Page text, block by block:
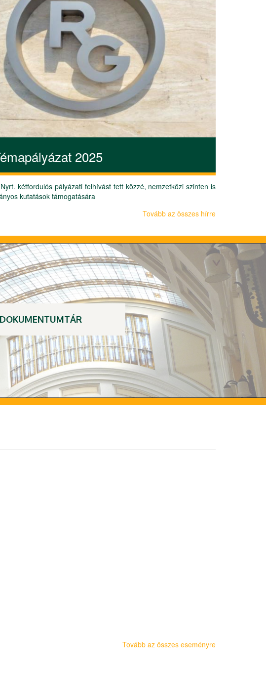
2025
kétfordulós pályázati felhívást tett közzé, nemzetközi szinten is
kutatások támogatására
Tovább az összes hírre
DOKUMENTUMTÁR
Tovább az összes eseményre